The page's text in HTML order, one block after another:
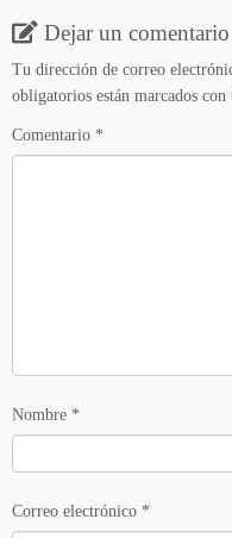
Dejar un comentario
Tu dirección de correo
obligatorios están marcados con
Comentario *
Nombre *
Correo electrónico *